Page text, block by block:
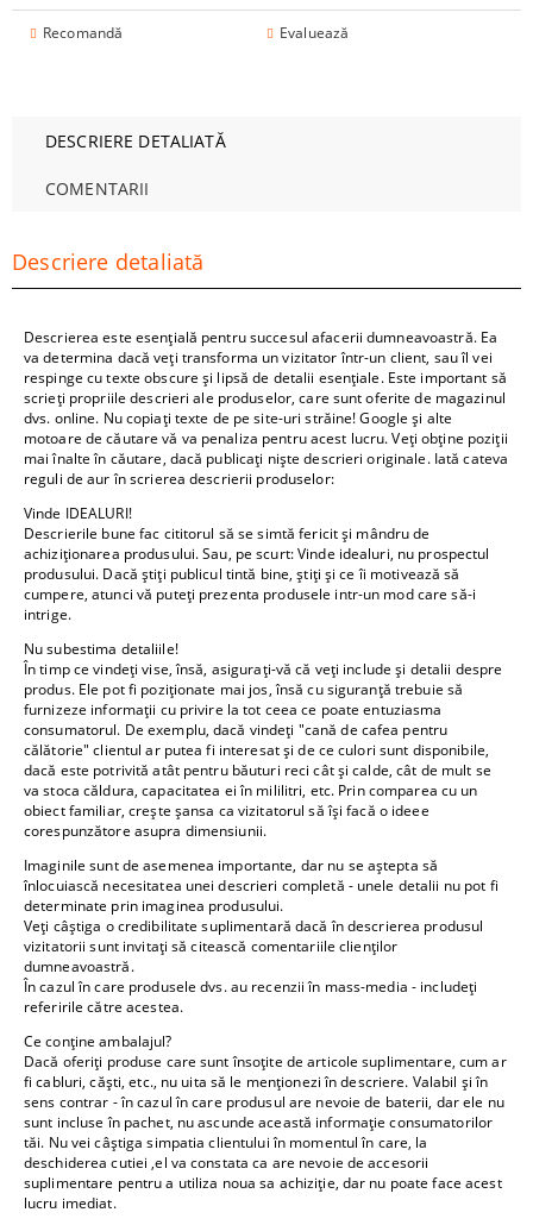
Recomandă Evaluează
DESCRIERE DETALIATĂ
COMENTARII
Descriere detaliată
Descrierea este esențială pentru succesul afacerii dumneavoastră. Ea
va determina dacă veți transforma un vizitator într-un client, sau îl vei
respinge cu texte obscure și lipsă de detalii esențiale. Este important să
scrieți propriile descrieri ale produselor, care sunt oferite de magazinul
dvs. online. Nu copiați texte de pe site-uri străine! Google și alte
motoare de căutare vă va penaliza pentru acest lucru. Veți obține poziții
mai înalte în căutare, dacă publicați niște descrieri originale. Iată cateva
reguli de aur în scrierea descrierii produselor:
Vinde IDEALURI!
Descrierile bune fac cititorul să se simtă fericit și mândru de
achiziționarea produsului. Sau, pe scurt: Vinde idealuri, nu prospectul
produsului. Dacă știți publicul tintă bine, știți și ce îi motivează să
cumpere, atunci vă puteți prezenta produsele intr-un mod care să-i
intrige.
Nu subestima detaliile!
În timp ce vindeți vise, însă, asigurați-vă că veți include și detalii despre
produs. Ele pot fi poziționate mai jos, însă cu siguranță trebuie să
furnizeze informații cu privire la tot ceea ce poate entuziasma
consumatorul. De exemplu, dacă vindeți "cană de cafea pentru
călătorie" clientul ar putea fi interesat și de ce culori sunt disponibile,
dacă este potrivită atât pentru băuturi reci cât și calde, cât de mult se
va stoca căldura, capacitatea ei în mililitri, etc. Prin comparea cu un
obiect familiar, crește șansa ca vizitatorul să își facă o ideee
corespunzătore asupra dimensiunii.
Imaginile sunt de asemenea importante, dar nu se aștepta să
înlocuiască necesitatea unei descrieri completă - unele detalii nu pot fi
determinate prin imaginea produsului.
Veți câștiga o credibilitate suplimentară dacă în descrierea produsul
vizitatorii sunt invitați să citească comentariile clienților
dumneavoastră.
În cazul în care produsele dvs. au recenzii în mass-media - includeți
referirile către acestea.
Ce conține ambalajul?
Dacă oferiți produse care sunt însoțite de articole suplimentare, cum ar
fi cabluri, căști, etc., nu uita să le menționezi în descriere. Valabil și în
sens contrar - în cazul în care produsul are nevoie de baterii, dar ele nu
sunt incluse în pachet, nu ascunde această informație consumatorilor
tăi. Nu vei câștiga simpatia clientului în momentul în care, la
deschiderea cutiei ,el va constata ca are nevoie de accesorii
suplimentare pentru a utiliza noua sa achiziție, dar nu poate face acest
lucru imediat.